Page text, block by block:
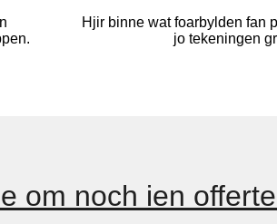
Hjir binne wat foarbylden fan
jo tekeningen
om noch ien